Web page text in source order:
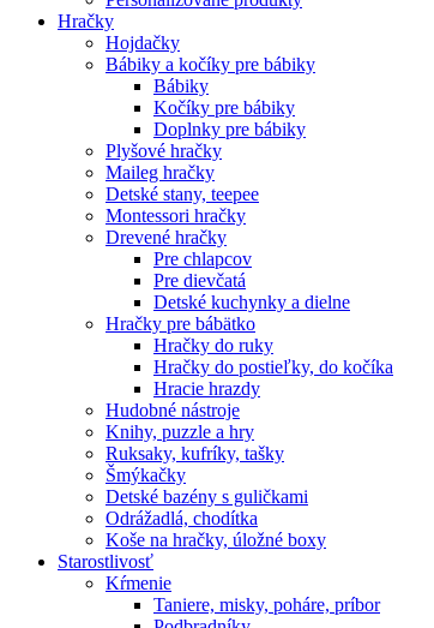
Hračky
Hojdačky
Bábiky a kočíky pre bábiky
Bábiky
Kočíky pre bábiky
Doplnky pre bábiky
Plyšové hračky
Maileg hračky
Detské stany, teepee
Montessori hračky
Drevené hračky
Pre chlapcov
Pre dievčatá
Detské kuchynky a dielne
Hračky pre bábätko
Hračky do ruky
Hračky do postieľky, do kočíka
Hracie hrazdy
Hudobné nástroje
Knihy, puzzle a hry
Ruksaky, kufríky, tašky
Šmýkačky
Detské bazény s guličkami
Odrážadlá, chodítka
Koše na hračky, úložné boxy
Starostlivosť
Kŕmenie
Taniere, misky, poháre, príbor